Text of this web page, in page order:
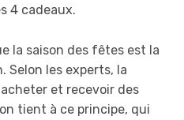
4 cadeaux.
la saison des fêtes est la
Selon les experts, la
et recevoir des
tient à ce principe, qui